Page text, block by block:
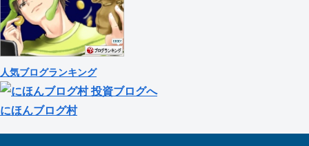
人気ブログランキング
にほんブログ村